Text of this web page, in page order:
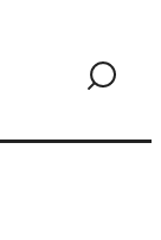
Siirry